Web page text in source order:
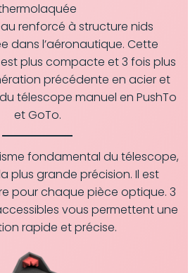
renforcé à structure nids
dans l’aéronautique. Cette
plus compacte et 3 fois plus
précédente en acier et
télescope manuel en PushTo
et GoTo.
fondamental du télescope,
plus grande précision. Il est
pour chaque pièce optique. 3
vous permettent une
rapide et précise.